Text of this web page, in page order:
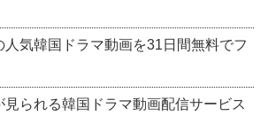
人気韓国ドラマ動画を31日間無料でフ
見られる韓国ドラマ動画配信サービス